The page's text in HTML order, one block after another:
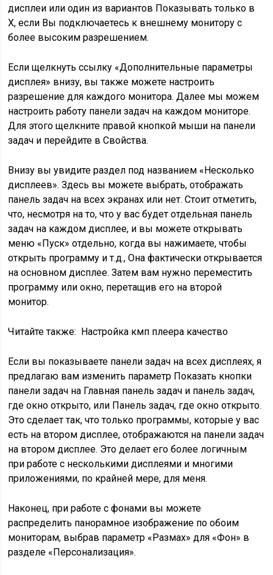
дисплеи или один из вариантов Показывать только в
X, если Вы подключаетесь к внешнему монитору с
более высоким разрешением.
Если щелкнуть ссылку «Дополнительные параметры
дисплея» внизу, вы также можете настроить
разрешение для каждого монитора. Далее мы можем
настроить работу панели задач на каждом мониторе.
Для этого щелкните правой кнопкой мыши на панели
задач и перейдите в Свойства.
Внизу вы увидите раздел под названием «Несколько
дисплеев». Здесь вы можете выбрать, отображать
панель задач на всех экранах или нет. Стоит отметить,
что, несмотря на то, что у вас будет отдельная панель
задач на каждом дисплее, и вы можете открывать
меню «Пуск» отдельно, когда вы нажимаете, чтобы
открыть программу и т.д., Она фактически открывается
на основном дисплее. Затем вам нужно переместить
программу или окно, перетащив его на второй
монитор.
Читайте также: Настройка кмп плеера качество
Если вы показываете панели задач на всех дисплеях, я
предлагаю вам изменить параметр Показать кнопки
панели задач на Главная панель задач и панель задач,
где окно открыто, или Панель задач, где окно открыто.
Это сделает так, что только программы, которые у вас
есть на втором дисплее, отображаются на панели задач
на втором дисплее. Это делает его более логичным
при работе с несколькими дисплеями и многими
приложениями, по крайней мере, для меня.
Наконец, при работе с фонами вы можете
распределить панорамное изображение по обоим
мониторам, выбрав параметр «Размах» для «Фон» в
разделе «Персонализация».